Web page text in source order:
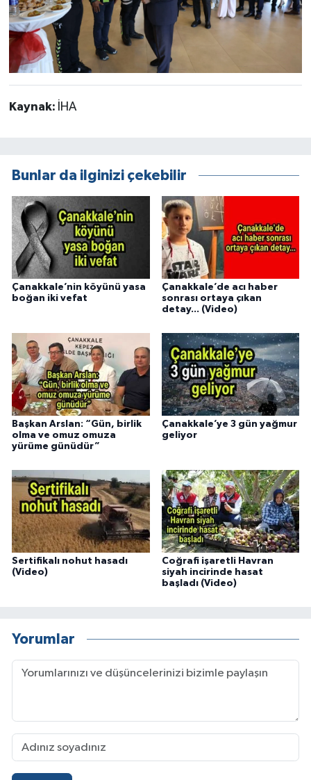
Kaynak: İHA
Bunlar da ilginizi çekebilir
Çanakkale’nin köyünü yasa
boğan iki vefat
Çanakkale’de acı haber
sonrası ortaya çıkan
detay... (Video)
Başkan Arslan: “Gün, birlik
olma ve omuz omuza
yürüme günüdür”
Çanakkale’ye 3 gün yağmur
geliyor
Sertifikalı nohut hasadı
(Video)
Coğrafi işaretli Havran
siyah incirinde hasat
başladı (Video)
Yorumlar